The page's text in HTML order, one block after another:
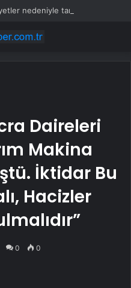
Daireleri
Makina
İktidar Bu
Hacizler
0 0